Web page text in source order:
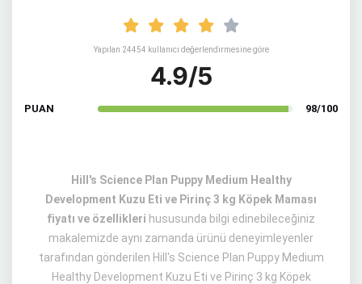
Yapılan 24454 kullanıcı değerlendirmesine göre
4.9/5
PUAN 98/100
Hill's Science Plan Puppy Medium Healthy
Development Kuzu Eti ve Pirinç 3 kg Köpek Maması
fiyatı ve özellikleri hususunda bilgi edinebileceğiniz
makalemizde aynı zamanda ürünü deneyimleyenler
tarafından gönderilen Hill's Science Plan Puppy Medium
Healthy Development Kuzu Eti ve Pirinç 3 kg Köpek